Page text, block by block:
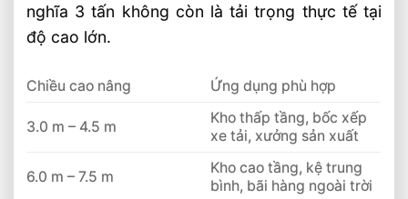
nghĩa 3 tấn không còn là tải trọng thực tế tại
độ cao lớn.
Chiều cao nâng Ứng dụng phù hợp
3.0 m – 4.5 m
Kho thấp tầng, bốc xếp
xe tải, xưởng sản xuất
6.0 m – 7.5 m
Kho cao tầng, kệ trung
bình, bãi hàng ngoài trời